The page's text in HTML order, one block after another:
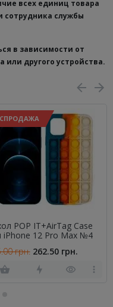
всех единиц товара
сотрудника службы
в зависимости от
другого устройства.
POP IT+AirTag Case
iPhone 12 Pro Max №4
грн. 262.50 грн.